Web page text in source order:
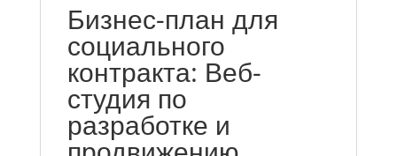
Бизнес-план для
социального
контракта: Веб-
студия по
разработке и